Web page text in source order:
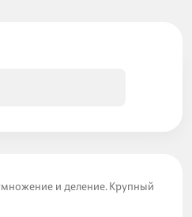
и деление. Крупный шрифт